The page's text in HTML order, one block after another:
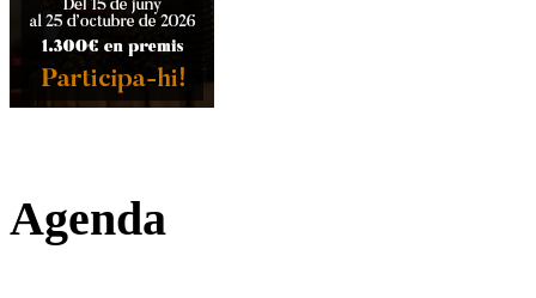
Agenda